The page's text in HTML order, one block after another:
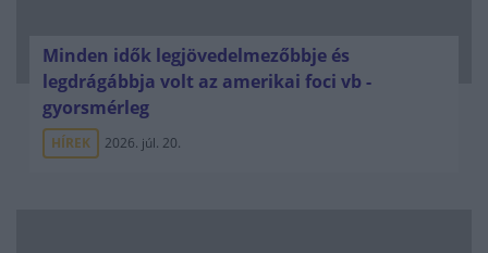
Minden idők legjövedelmezőbbje és
legdrágábbja volt az amerikai foci vb -
gyorsmérleg
HÍREK 2026. júl. 20.